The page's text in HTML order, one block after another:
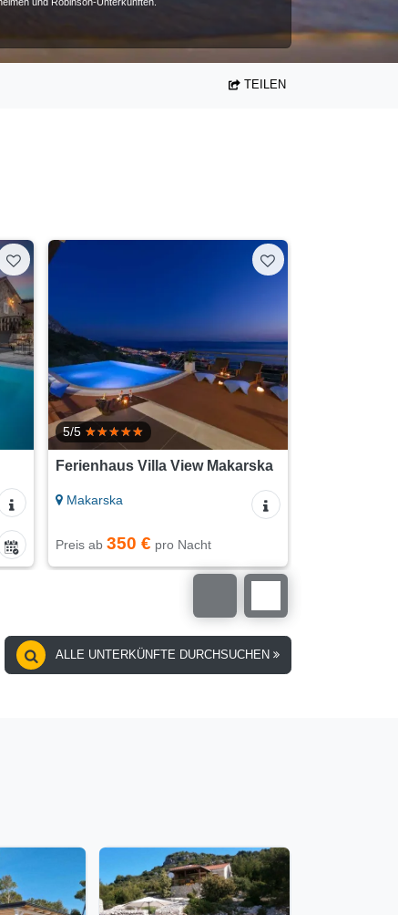
TEILEN
5/5
Ferienhaus Villa View Makarska
Makarska
Preis ab 350 € pro Nacht
ALLE UNTERKÜNFTE DURCHSUCHEN